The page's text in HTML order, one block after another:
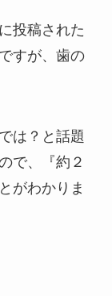
投稿された
すが、歯の
は？と話題
で、『約２
がわかりま